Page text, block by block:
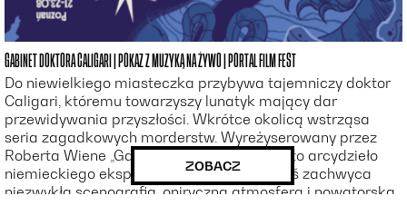
GABINET DOKTORA CALIGARI | POKAZ Z MUZYKĄ NA ŻYWO | PORTAL FILM FEST
Do niewielkiego miasteczka przybywa tajemniczy doktor
Caligari, któremu towarzyszy lunatyk mający dar
przewidywania przyszłości. Wkrótce okolicą wstrząsa
seria zagadkowych morderstw. Wyreżyserowany przez
Roberta Wiene „Gabinet doktora Caligari” to arcydzieło
niemieckiego ekspresjonizmu, które do dziś zachwyca
niezwykłą scenografią, oniryczną atmosferą i nowatorską
ZOBACZ